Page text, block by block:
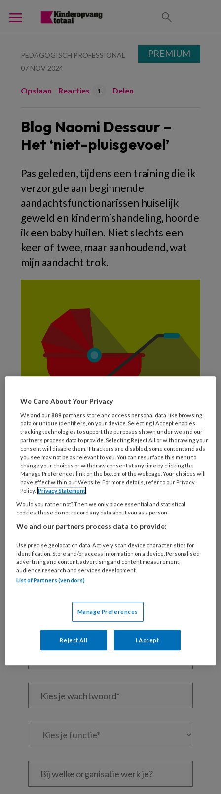
PEDAGOGISCH PROFESSIONAL
07 NOV 2024
Opslaan Reacties 1 Delen
Blog Naomi Dessaur –
Het ‘niet-pluisgevoel’
Pas geleden, tijdens een training die ik
verzorgde aan beginnende
aandachtsfunctionarissen huiselijk
geweld en kindermishandeling, hoorde
ik een baby huilen. Niet slechts een
keer of twee, maar aanhoudend, wat
mijn aandacht trok.
Adobestock AI
We
REGISTREREN
Wil je dit artikel lezen?
Maak gratis een account aan en lees 2
Al een account of abonnement?
je
Kies
Kies
Bij
welke
PREMIUM
We Care About Your Privacy
We and our889 partners store and access personal data, like browsing
data or unique identifiers, on your device. Selecting I Accept enables
tracking technologies to support the purposes shown under we and our
partners process data to provide. Selecting Reject All or withdrawing your
consent will disable them. If trackers are disabled, some content and ads
you see may not be as relevant to you. You can resurface this menu to
change your choices or withdraw consent at any time by clicking the
Manage Preferences link on the bottom of the webpage. Your choices will
have effect within our Website. For more details, refer to our Privacy
Policy. Privacy Statement
Would you rather not? Then we only place essential and statistical
cookies, these do not record any data about you as a person
We and our partners process data to provide:
Use precise geolocation data. Actively scan device characteristics for
identification. Store and/or access information on a device. Personalised
advertising and content, advertising and content measurement,
audience research and services development.
List of Partners (vendors)
Manage Preferences
Reject All I Accept